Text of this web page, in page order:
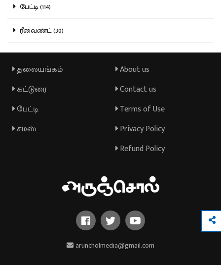
பேட்டி (114)
ரீவைண்ட் (30)
தலையங்கம்
கட்டுரை
பேட்டி
சமஸ்
About us
Contact us
Terms of Use
Privacy Policy
Refund Policy
aruncholmedia@gmail.com